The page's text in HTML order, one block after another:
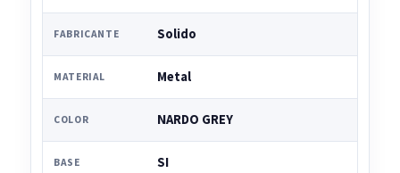
FABRICANTE Solido
MATERIAL Metal
COLOR NARDO GREY
BASE SI